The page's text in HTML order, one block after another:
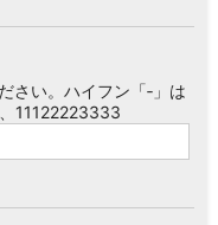
さい。ハイフン「‐」は
11122223333